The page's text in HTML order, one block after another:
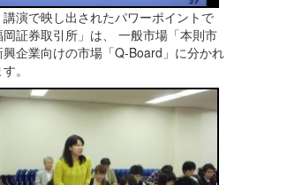
演で映し出されたパワーポイントで
証券取引所」は、 一般市場「本則市
企業向けの市場「Q-Board」に分かれ
。